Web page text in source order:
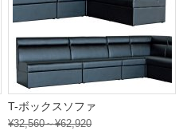
T-ボックスソファ
¥32,560～¥62,920